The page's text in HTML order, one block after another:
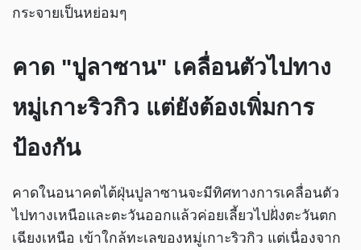
กระจายเป็นหย่อมๆ
คาด "ปูลาซาน" เคลื่อนตัวไปทาง
หมู่เกาะริวกิว แต่ยังต้องเพิ่มการ
ป้องกัน
คาดในอนาคตไต้ฝุ่นปูลาซานจะมีทิศทางการเคลื่อนตัว
ไปทางเหนือและตะวันออกแล้วค่อยเลี้ยวไปฝั่งตะวันตก
เฉียงเหนือ เข้าใกล้ทะเลของหมู่เกาะริวกิว แต่เนื่องจาก